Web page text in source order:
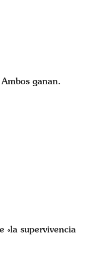
ganan.
«la supervivencia